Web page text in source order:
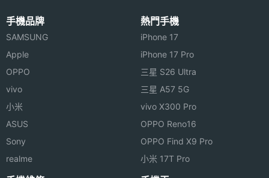
手機品牌
SAMSUNG
Apple
OPPO
vivo
小米
ASUS
Sony
realme
熱門手機
iPhone 17
iPhone 17 Pro
三星 S26 Ultra
三星 A57 5G
vivo X300 Pro
OPPO Reno16
OPPO Find X9 Pro
小米 17T Pro